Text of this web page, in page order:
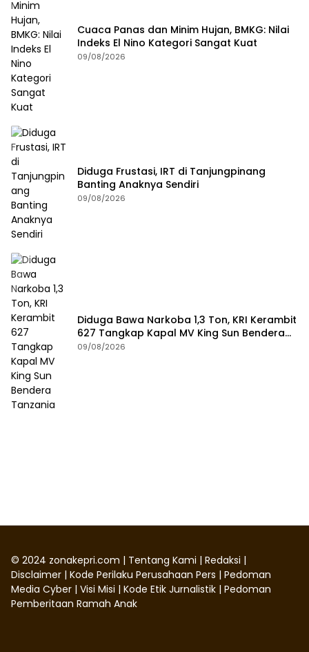
Cuaca Panas dan Minim Hujan, BMKG: Nilai
Indeks El Nino Kategori Sangat Kuat
09/08/2026
Diduga Frustasi, IRT di Tanjungpinang
Banting Anaknya Sendiri
09/08/2026
Diduga Bawa Narkoba 1,3 Ton, KRI Kerambit
627 Tangkap Kapal MV King Sun Bendera
Tanzania
09/08/2026
© 2024 zonakepri.com | Tentang Kami | Redaksi |
Disclaimer | Kode Perilaku Perusahaan Pers | Pedoman
Media Cyber | Visi Misi | Kode Etik Jurnalistik | Pedoman
Pemberitaan Ramah Anak